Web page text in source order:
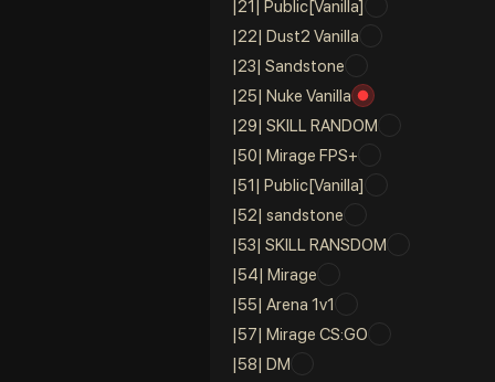
|21| Public[Vanilla]
|22| Dust2 Vanilla
|23| Sandstone
|25| Nuke Vanilla
|29| SKILL RANDOM
|50| Mirage FPS+
|51| Public[Vanilla]
|52| sandstone
|53| SKILL RANSDOM
|54| Mirage
|55| Arena 1v1
|57| Mirage CS:GO
|58| DM